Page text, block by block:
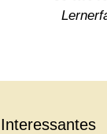
Interessantes